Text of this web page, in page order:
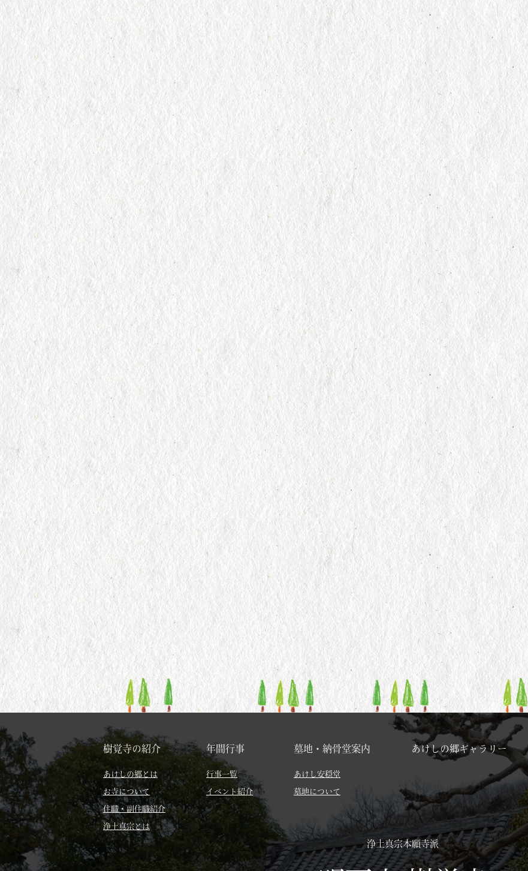
樹覚寺の紹介
あけしの郷とは
お寺について
住職・副住職紹介
浄土真宗とは
年間行事
行事一覧
イベント紹介
墓地・納骨堂案内
あけし安穏堂
墓地について
あけしの郷ギャラリー
浄土真宗本願寺派